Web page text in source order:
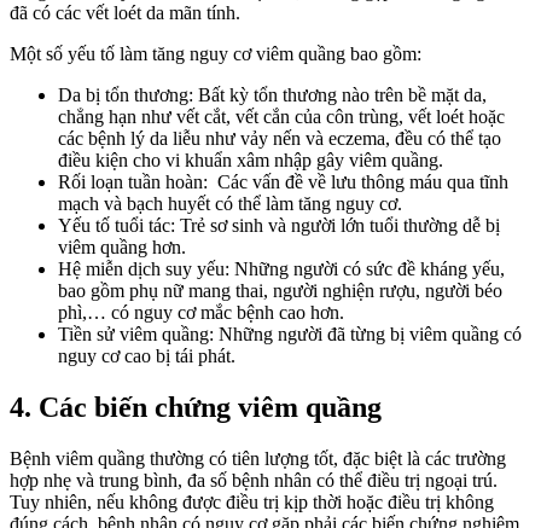
đã có các vết loét da mãn tính.
Một số yếu tố làm tăng nguy cơ viêm quầng bao gồm:
Da bị tổn thương: Bất kỳ tổn thương nào trên bề mặt da,
chẳng hạn như vết cắt, vết cắn của côn trùng, vết loét hoặc
các bệnh lý da liễu như vảy nến và eczema, đều có thể tạo
điều kiện cho vi khuẩn xâm nhập gây viêm quầng.
Rối loạn tuần hoàn: Các vấn đề về lưu thông máu qua tĩnh
mạch và bạch huyết có thể làm tăng nguy cơ.
Yếu tố tuổi tác: Trẻ sơ sinh và người lớn tuổi thường dễ bị
viêm quầng hơn.
Hệ miễn dịch suy yếu: Những người có sức đề kháng yếu,
bao gồm phụ nữ mang thai, người nghiện rượu, người béo
phì,… có nguy cơ mắc bệnh cao hơn.
Tiền sử viêm quầng: Những người đã từng bị viêm quầng có
nguy cơ cao bị tái phát.
4. Các biến chứng viêm quầng
Bệnh viêm quầng thường có tiên lượng tốt, đặc biệt là các trường
hợp nhẹ và trung bình, đa số bệnh nhân có thể điều trị ngoại trú.
Tuy nhiên, nếu không được điều trị kịp thời hoặc điều trị không
đúng cách, bệnh nhân có nguy cơ gặp phải các biến chứng nghiêm